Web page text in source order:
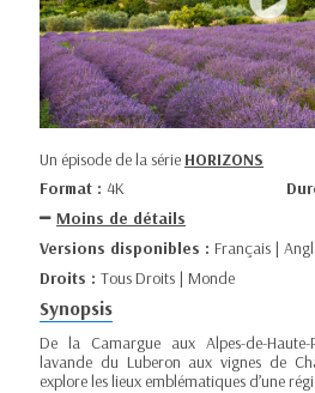
Un épisode de la série HORIZONS
Format : 4K
Moins de détails
Versions disponibles : Français |
Droits : Tous Droits | Monde
Synopsis
De la Camargue aux Alpes-de-
lavande du Luberon aux vignes de
explore les lieux emblématiques d’une